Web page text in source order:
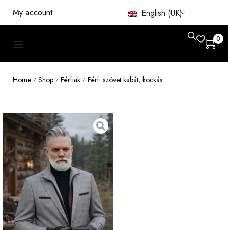
My account English (UK)
0
Home / Shop / Férfiak / Férfi szövet kabát, kockás